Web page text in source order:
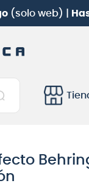
TD-02KV